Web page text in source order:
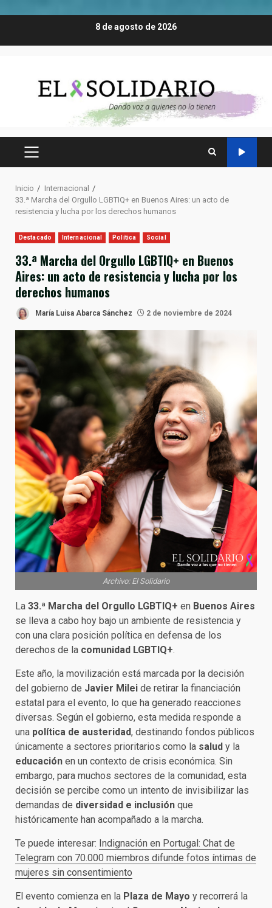
8 de agosto de 2026
MENÚ
Inicio
Internacional
33.ª Marcha del Orgullo LGBTIQ+ en Buenos Aires: un acto de
resistencia y lucha por los derechos humanos
Destacado Internacional Política Social
33.ª Marcha del Orgullo LGBTIQ+ en Buenos
Aires: un acto de resistencia y lucha por los
derechos humanos
María Luisa Abarca Sánchez 2 de noviembre de 2024
Archivo: El Solidario
La 33.ª Marcha del Orgullo LGBTIQ+ en Buenos Aires
se lleva a cabo hoy bajo un ambiente de resistencia y
con una clara posición política en defensa de los
derechos de la comunidad LGBTIQ+.
Este año, la movilización está marcada por la decisión
del gobierno de Javier Milei de retirar la financiación
estatal para el evento, lo que ha generado reacciones
diversas. Según el gobierno, esta medida responde a
una política de austeridad, destinando fondos públicos
únicamente a sectores prioritarios como la salud y la
educación en un contexto de crisis económica. Sin
embargo, para muchos sectores de la comunidad, esta
decisión se percibe como un intento de invisibilizar las
demandas de diversidad e inclusión que
históricamente han acompañado a la marcha.
Te puede interesar: Indignación en Portugal: Chat de
Telegram con 70.000 miembros difunde fotos íntimas de
mujeres sin consentimiento
El evento comienza en la Plaza de Mayo y recorrerá la